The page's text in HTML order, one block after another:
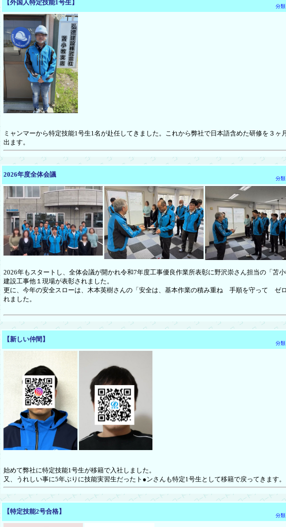
【外国人特定技能1号生】
分類
ミャンマーから特定技能1号生1名が赴任してきました。これから弊社で日本語含めた研修を３ヶ
出ます。
2026年度全体会議
分類
2026年もスタートし、全体会議が開かれ令和7年度工事優良作業所表彰に野沢崇さん担当の「苫
建設工事他１現場が表彰されました。
更に、今年の安全スローは、木本英樹さんの「安全は、基本作業の積み重ね 手順を守って ゼ
れました。
【新しい仲間】
分類
始めて弊社に特定技能1号生が移籍で入社しました。
又、うれしい事に5年ぶりに技能実習生だったト●ンさんも特定1号生として移籍で戻ってきます。
【特定技能2号合格】
分類